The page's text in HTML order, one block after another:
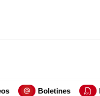
Boletines